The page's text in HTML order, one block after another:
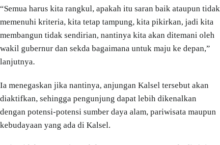
“Semua harus kita rangkul, apakah itu saran baik ataupun tidak
memenuhi kriteria, kita tetap tampung, kita pikirkan, jadi kita
membangun tidak sendirian, nantinya kita akan ditemani oleh
wakil gubernur dan sekda bagaimana untuk maju ke depan,”
lanjutnya.
Ia menegaskan jika nantinya, anjungan Kalsel tersebut akan
diaktifkan, sehingga pengunjung dapat lebih dikenalkan
dengan potensi-potensi sumber daya alam, pariwisata maupun
kebudayaan yang ada di Kalsel.